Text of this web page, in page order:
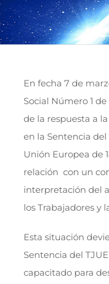
En fecha 7 de
Social Número 1
de la respuesta a
en la Sentencia
Unión Europea de
relación con un
interpretación del
los Trabajadores y
Esta situación
Sentencia del
capacitado para